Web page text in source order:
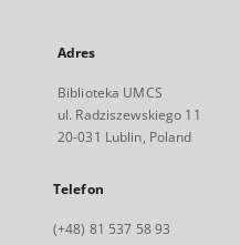
Adres
Biblioteka UMCS
ul. Radziszewskiego 11
20-031 Lublin, Poland
Telefon
(+48) 81 537 58 93